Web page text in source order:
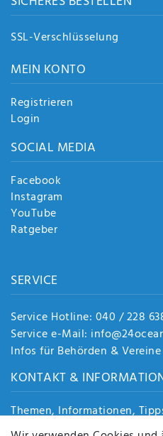
SSL-Verschlüsselung
MEIN KONTO
Registrieren
Login
SOCIAL MEDIA
Facebook
Instagram
YouTube
Ratgeber
SERVICE
Service Hotline: 040 / 228
Service e-Mail:
Infos für Behörden & Vereine
KONTAKT &
Themen, Informationen,
Jobs